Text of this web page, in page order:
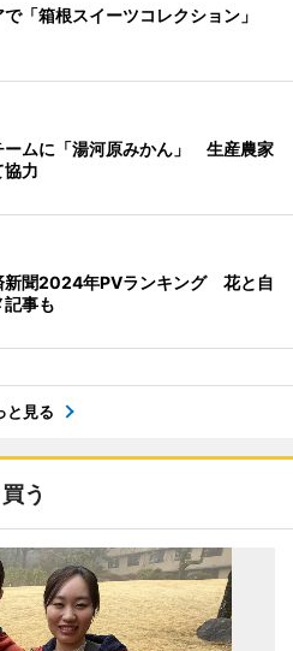
で「箱根スイーツコレクション」
ームに「湯河原みかん」 生産農家
協力
新聞2024年PVランキング 花と自
事も
と見る
買う